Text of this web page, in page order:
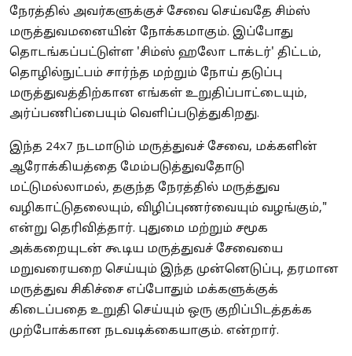
நேரத்தில் அவர்களுக்குச் சேவை செய்வதே சிம்ஸ்
மருத்துவமனையின் நோக்கமாகும். இப்போது
தொடங்கப்பட்டுள்ள 'சிம்ஸ் ஹலோ டாக்டர்' திட்டம்,
தொழில்நுட்பம் சார்ந்த மற்றும் நோய் தடுப்பு
மருத்துவத்திற்கான எங்கள் உறுதிப்பாட்டையும்,
அர்ப்பணிப்பையும் வெளிப்படுத்துகிறது.
இந்த 24x7 நடமாடும் மருத்துவச் சேவை, மக்களின்
ஆரோக்கியத்தை மேம்படுத்துவதோடு
மட்டுமல்லாமல், தகுந்த நேரத்தில் மருத்துவ
வழிகாட்டுதலையும், விழிப்புணர்வையும் வழங்கும்,"
என்று தெரிவித்தார். புதுமை மற்றும் சமூக
அக்கறையுடன் கூடிய மருத்துவச் சேவையை
மறுவரையறை செய்யும் இந்த முன்னெடுப்பு, தரமான
மருத்துவ சிகிச்சை எப்போதும் மக்களுக்குக்
கிடைப்பதை உறுதி செய்யும் ஒரு குறிப்பிடத்தக்க
முற்போக்கான நடவடிக்கையாகும். என்றார்.